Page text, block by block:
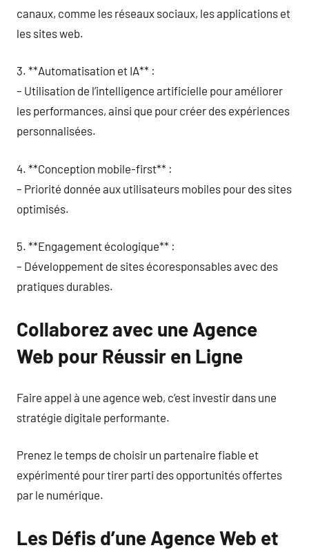
canaux, comme les réseaux sociaux, les applications et
les sites web.
3. **Automatisation et IA** :
– Utilisation de l’intelligence artificielle pour améliorer
les performances, ainsi que pour créer des expériences
personnalisées.
4. **Conception mobile-first** :
– Priorité donnée aux utilisateurs mobiles pour des sites
optimisés.
5. **Engagement écologique** :
– Développement de sites écoresponsables avec des
pratiques durables.
Collaborez avec une Agence
Web pour Réussir en Ligne
Faire appel à une agence web, c’est investir dans une
stratégie digitale performante.
Prenez le temps de choisir un partenaire fiable et
expérimenté pour tirer parti des opportunités offertes
par le numérique.
Les Défis d’une Agence Web et